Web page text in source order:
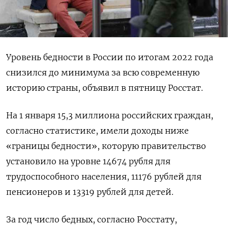
Уровень бедности в России по итогам 2022 года
снизился до минимума за всю современную
историю страны, объявил в пятницу Росстат.
На 1 января 15,3 миллиона российских граждан,
согласно статистике, имели доходы ниже
«границы бедности», которую правительство
установило на уровне 14674 рубля для
трудоспособного населения, 11176 рублей для
пенсионеров и 13319 рублей для детей.
За год число бедных, согласно Росстату,